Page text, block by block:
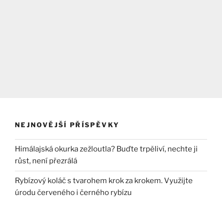
NEJNOVĚJŠÍ PŘÍSPĚVKY
Himálajská okurka zežloutla? Buďte trpěliví, nechte ji
růst, není přezrálá
Rybízový koláč s tvarohem krok za krokem. Využijte
úrodu červeného i černého rybízu